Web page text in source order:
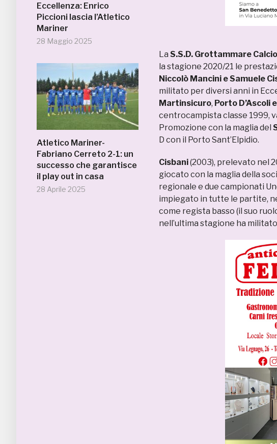
Eccellenza: Enrico
Piccioni lascia l’Atletico
Mariner
28 Maggio 2025
Atletico Mariner-
Fabriano Cerreto 2-1: un
successo che garantisce
il play out in casa
28 Aprile 2025
La S.S.D. Grottammare
la stagione 2020/21 le
Niccolò Mancini e Samuele
militato per diversi anni in
Martinsicuro, Porto D’Ascoli
centrocampista classe 1999,
Promozione con la maglia del
D con il Porto Sant’Elpidio.
Cisbani(2003), prelevato nel
giocato con la maglia della
regionale e due campionati
impiegato in tutte le partite,
come regista basso (il suo
nell’ultima stagione ha militato